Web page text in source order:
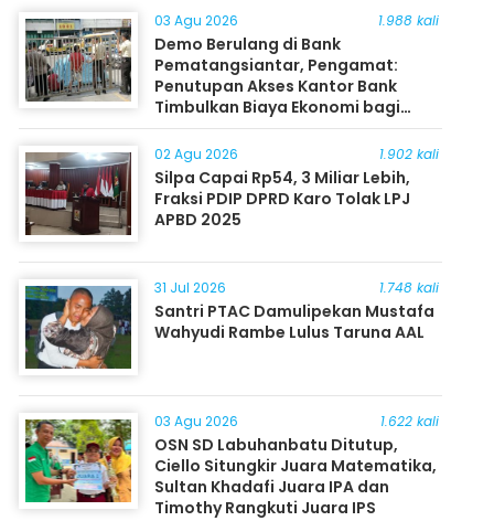
03 Agu 2026 1.988 kali
Demo Berulang di Bank
Pematangsiantar, Pengamat:
Penutupan Akses Kantor Bank
Timbulkan Biaya Ekonomi bagi
Masyarakat
02 Agu 2026 1.902 kali
Silpa Capai Rp54, 3 Miliar Lebih,
Fraksi PDIP DPRD Karo Tolak LPJ
APBD 2025
31 Jul 2026 1.748 kali
Santri PTAC Damulipekan Mustafa
Wahyudi Rambe Lulus Taruna AAL
03 Agu 2026 1.622 kali
OSN SD Labuhanbatu Ditutup,
Ciello Situngkir Juara Matematika,
Sultan Khadafi Juara IPA dan
Timothy Rangkuti Juara IPS